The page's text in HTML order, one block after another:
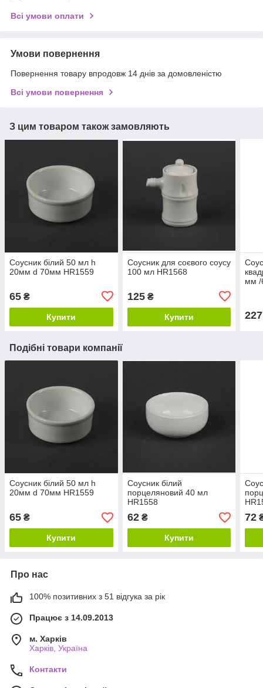
Всі умови оплати
Умови повернення
Повернення товару впродовж 14 днів за домовленістю
Всі умови повернення
З цим товаром також замовляють
Соусник білий 50 мл h
20мм d 70мм HR1559
65 ₴
Купити
Соусник для соєвого соусу
100 мл HR1568
125₴
Купити
мм /
227
Подібні товари компанії
Соусник білий 50 мл h
20мм d 70мм HR1559
65 ₴
Купити
Соусник білий
порцеляновий 40 мл
HR1558
62₴
Купити
72
Про нас
100% позитивних з 51 відгука за рік
Працює з 14.09.2013
м. Харків
Харків, Україна
Контакти